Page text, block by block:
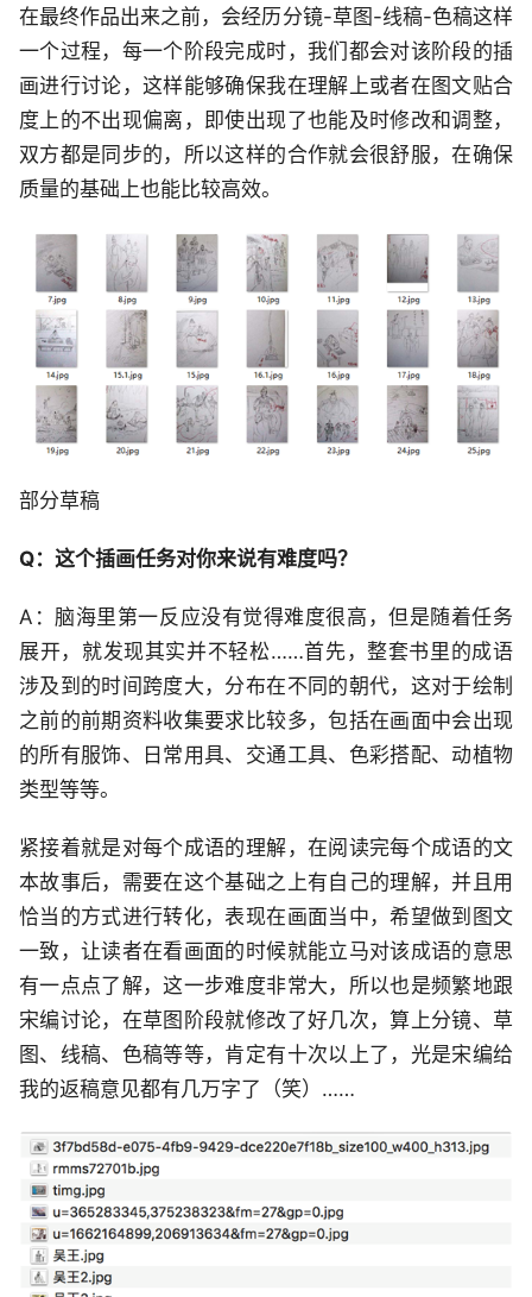
在最终作品出来之前，会经历分镜-草图-线稿-色稿这样
一个过程，每一个阶段完成时，我们都会对该阶段的插
画进行讨论，这样能够确保我在理解上或者在图文贴合
度上的不出现偏离，即使出现了也能及时修改和调整，
双方都是同步的，所以这样的合作就会很舒服，在确保
质量的基础上也能比较高效。
部分草稿
Q：这个插画任务对你来说有难度吗？
A：脑海里第一反应没有觉得难度很高，但是随着任务
展开，就发现其实并不轻松……首先，整套书里的成语
涉及到的时间跨度大，分布在不同的朝代，这对于绘制
之前的前期资料收集要求比较多，包括在画面中会出现
的所有服饰、日常用具、交通工具、色彩搭配、动植物
类型等等。
紧接着就是对每个成语的理解，在阅读完每个成语的文
本故事后，需要在这个基础之上有自己的理解，并且用
恰当的方式进行转化，表现在画面当中，希望做到图文
一致，让读者在看画面的时候就能立马对该成语的意思
有一点点了解，这一步难度非常大，所以也是频繁地跟
宋编讨论，在草图阶段就修改了好几次，算上分镜、草
图、线稿、色稿等等，肯定有十次以上了，光是宋编给
我的返稿意见都有几万字了（笑）……